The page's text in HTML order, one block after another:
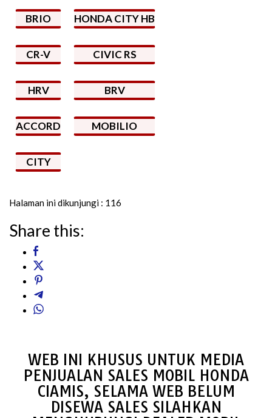
BRIO HONDA CITY HB
CR-V CIVIC RS
HRV BRV
ACCORD MOBILIO
CITY
Halaman ini dikunjungi : 116
Share this:
WEB INI KHUSUS UNTUK MEDIA
PENJUALAN SALES MOBIL HONDA
CIAMIS, SELAMA WEB BELUM
DISEWA SALES SILAHKAN